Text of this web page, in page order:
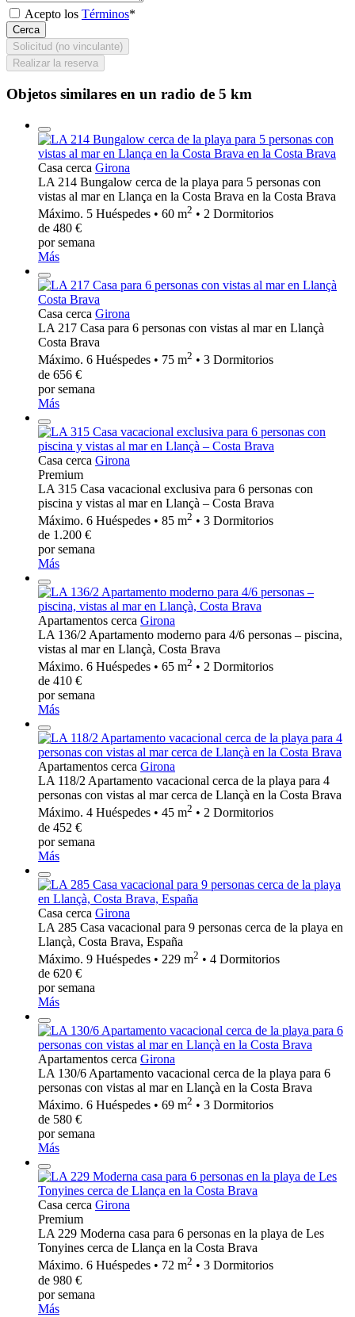
Acepto los Términos*
Cerca
Solicitud (no vinculante)
Realizar la reserva
Objetos similares en un radio de 5 km
Casa cerca Girona
LA 214 Bungalow cerca de la playa para 5 personas con
vistas al mar en Llança en la Costa Brava en la Costa Brava
Máximo. 5 Huéspedes • 60 m2 • 2 Dormitorios
de 480 €
por semana
Más
Casa cerca Girona
LA 217 Casa para 6 personas con vistas al mar en Llançà
Costa Brava
Máximo. 6 Huéspedes • 75 m2 • 3 Dormitorios
de 656 €
por semana
Más
Casa cerca Girona
Premium
LA 315 Casa vacacional exclusiva para 6 personas con
piscina y vistas al mar en Llançà – Costa Brava
Máximo. 6 Huéspedes • 85 m2 • 3 Dormitorios
de 1.200 €
por semana
Más
Apartamentos cerca Girona
LA 136/2 Apartamento moderno para 4/6 personas – piscina,
vistas al mar en Llançà, Costa Brava
Máximo. 6 Huéspedes • 65 m2 • 2 Dormitorios
de 410 €
por semana
Más
Apartamentos cerca Girona
LA 118/2 Apartamento vacacional cerca de la playa para 4
personas con vistas al mar cerca de Llançà en la Costa Brava
Máximo. 4 Huéspedes • 45 m2 • 2 Dormitorios
de 452 €
por semana
Más
Casa cerca Girona
LA 285 Casa vacacional para 9 personas cerca de la playa en
Llançà, Costa Brava, España
Máximo. 9 Huéspedes • 229 m2 • 4 Dormitorios
de 620 €
por semana
Más
Apartamentos cerca Girona
LA 130/6 Apartamento vacacional cerca de la playa para 6
personas con vistas al mar en Llançà en la Costa Brava
Máximo. 6 Huéspedes • 69 m2 • 3 Dormitorios
de 580 €
por semana
Más
Casa cerca Girona
Premium
LA 229 Moderna casa para 6 personas en la playa de Les
Tonyines cerca de Llança en la Costa Brava
Máximo. 6 Huéspedes • 72 m2 • 3 Dormitorios
de 980 €
por semana
Más